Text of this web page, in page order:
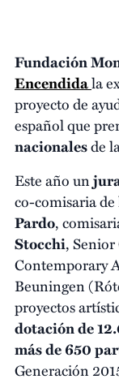
Fundación
Encendidala
proyecto de
español que
nacionalesde
Este año un
co-comisaria de
Pardo,
Stocchi,
Contemporary
Beuningen
proyectos
dotación de
más de 650
Generación